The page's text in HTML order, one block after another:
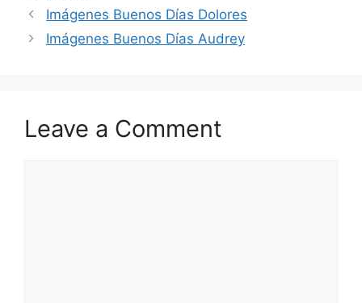
Imágenes Buenos Días Dolores
Imágenes Buenos Días Audrey
Leave a Comment